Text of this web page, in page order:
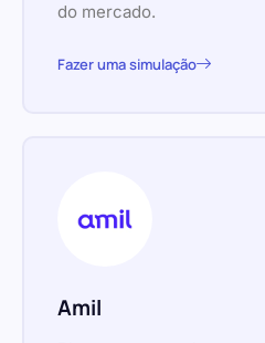
do mercado.
Fazer uma simulação
Amil